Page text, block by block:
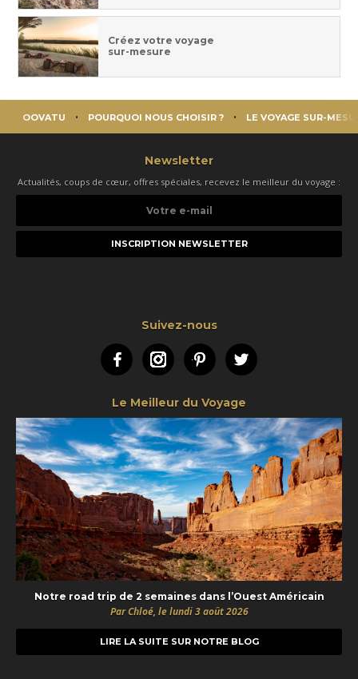
Créez votre voyage
sur-mesure
OOVATU POURQUOI NOUS CHOISIR ? LE VOYAGE SUR-
Newsletter
Actualités, coups de cœur, offres spéciales, recevez le meilleur du voyage :
e-
Suivez-nous
FacebookInstagramPinterestTwitter
Le Meilleur du Voyage
Notre road trip de 2 semaines dans l’Ouest Américain
Par Chloé, le lundi 3 août 2026
LIRE LA SUITE SUR NOTRE BLOG